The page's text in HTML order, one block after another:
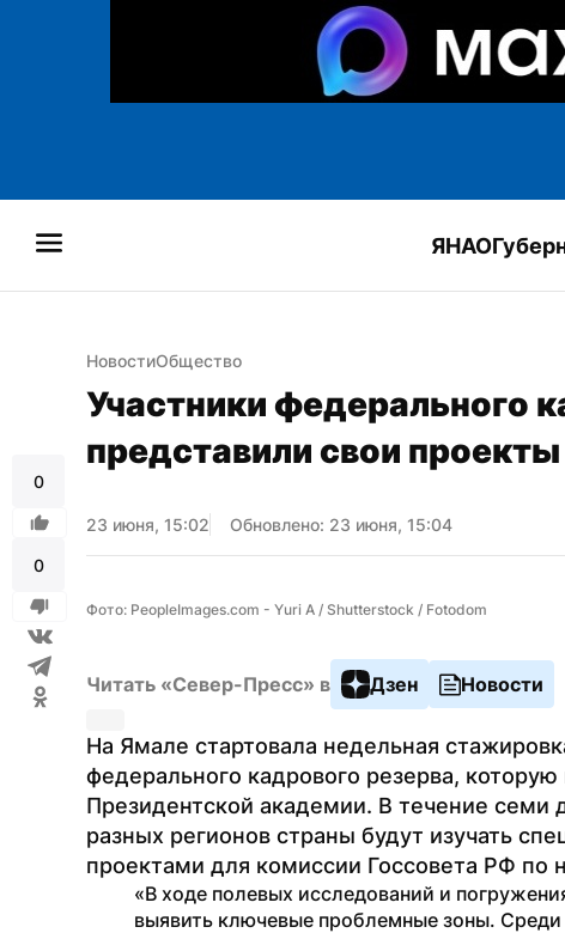
ЯНАО
0
0
НовостиОбщество
Участники федерального
представили свои
23 июня, 15:02 Обновлено: 23 июня, 15:04
Фото: PeopleImages.com - Yuri A / Shutterstock / Fotodom
Читать «Север-Пресс» в Дзен Новости
На Ямале стартовала недельная
федерального кадрового резерва,
Президентской академии. В течение семи
разных регионов страны будут изучать
проектами для комиссии Госсовета РФ
«В ходе полевых исследований и
выявить ключевые проблемные зоны.